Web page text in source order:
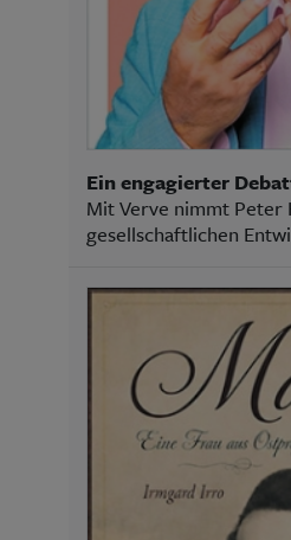
Ein engagierter
Mit Verve nimmt Peter
gesellschaftlichen